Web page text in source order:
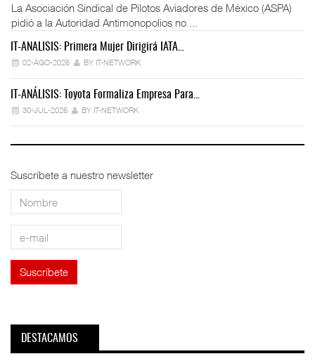
La Asociación Sindical de Pilotos Aviadores de México (ASPA)
pidió a la Autoridad Antimonopolios no ...
IT-ANÁLISIS: Primera Mujer Dirigirá IATA…
02-AGO-2026 BY IT-NETWORK
IT-ANÁLISIS: Toyota Formaliza Empresa Para…
30-JUL-2026 BY IT-NETWORK
Suscríbete a nuestro newsletter
DESTACAMOS